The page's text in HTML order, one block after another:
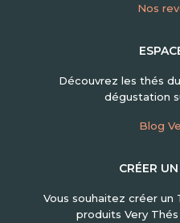
Nos
Découvrez les thés
dégustation
Blog
CRÉER
Vous souhaitez créer un
produits Very